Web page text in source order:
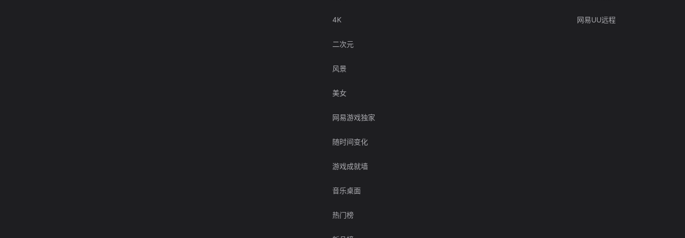
4K
二次元
风景
美女
网易游戏独家
随时间变化
游戏成就墙
音乐桌面
热门榜
网易UU远程